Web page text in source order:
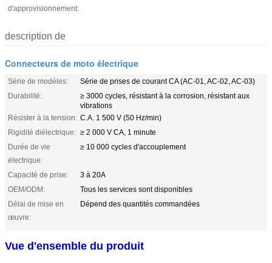
d'approvisionnement:
description de
Connecteurs de moto électrique
Série de modèles:
Série de prises de courant CA (AC-01, AC-02, AC-03)
Durabilité:
≥ 3000 cycles, résistant à la corrosion, résistant aux
vibrations
Résister à la tension: C.A. 1 500 V (50 Hz/min)
Rigidité diélectrique: ≥ 2 000 V CA, 1 minute
Durée de vie
électrique:
≥ 10 000 cycles d'accouplement
Capacité de prise:
3 à 20A
OEM/ODM:
Tous les services sont disponibles
Délai de mise en
œuvre:
Dépend des quantités commandées
Vue d'ensemble du produit